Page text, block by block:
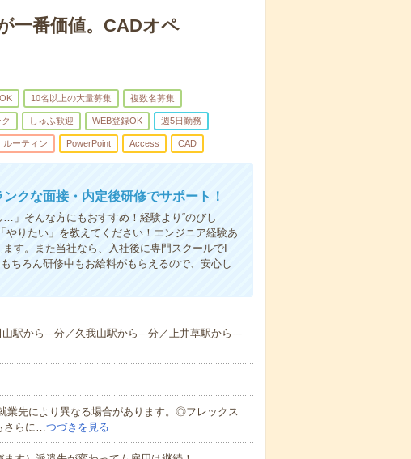
一番価値。CADオペ
10名以上の大量募集 複数名募集
しゅふ歓迎 WEB登録OK 週5日勤務
ルーティン PowerPoint Access CAD
クな面接・内定後研修でサポート！
」そんな方にもおすすめ！経験より“のびし
やりたい」を教えてください！エンジニア経験あ
す。また当社なら、入社後に専門スクールでI
ちろん研修中もお給料がもらえるので、安心し
駅から---分／久我山駅から---分／上井草駅から---
業先により異なる場合があります。◎フレックス
さらに…つづきを見る